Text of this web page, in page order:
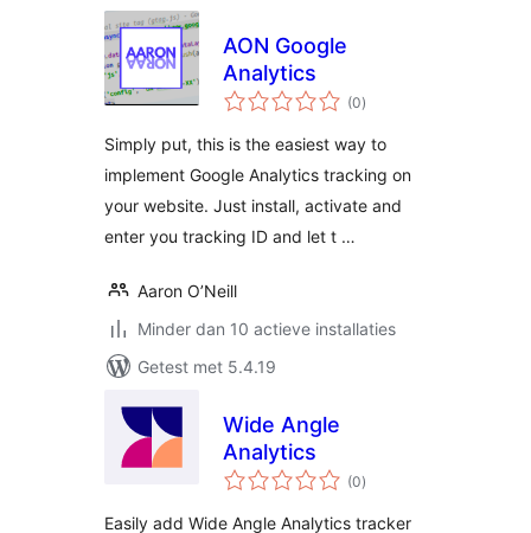
AON Google
Analytics
(0totaal
waarderingen
)
Simply put, this is the easiest way to
implement Google Analytics tracking on
your website. Just install, activate and
enter you tracking ID and let t …
Aaron O’Neill
Minder dan 10 actieve installaties
Getest met 5.4.19
Wide Angle
Analytics
(0totaal
waarderingen
)
Easily add Wide Angle Analytics tracker